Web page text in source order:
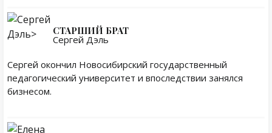
СТАРШИЙ БРАТ
Сергей Дэль
Сергей окончил Новосибирский государственный
педагогический университет и впоследствии занялся
бизнесом.